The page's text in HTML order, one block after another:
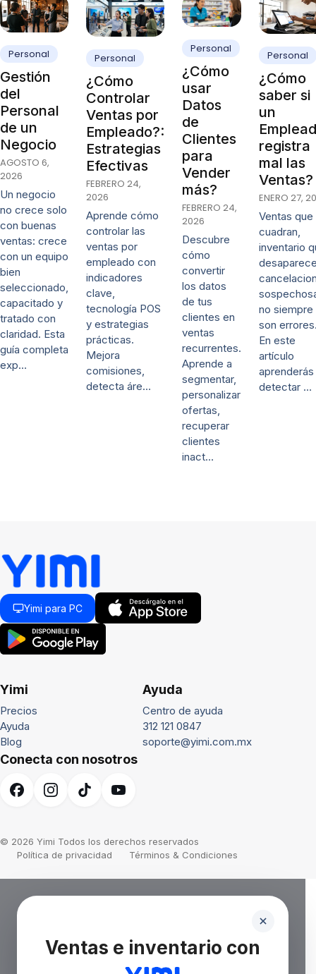
Personal
Gestión
del
Personal
de un
Negocio
AGOSTO 6,
2026
Un negocio
no crece solo
con buenas
ventas: crece
con un equipo
bien
seleccionado,
capacitado y
tratado con
claridad. Esta
guía completa
exp…
Personal
¿Cómo
Controlar
Ventas por
Empleado?:
Estrategias
Efectivas
FEBRERO 24,
2026
Aprende cómo
controlar las
ventas por
empleado con
indicadores
clave,
tecnología POS
y estrategias
prácticas.
Mejora
comisiones,
detecta áre…
Personal
¿Cómo
usar
Datos
de
Clientes
para
Vender
más?
FEBRERO 24,
2026
Descubre
cómo
convertir
los datos
de tus
clientes en
ventas
recurrentes.
Aprende a
segmentar,
personalizar
ofertas,
recuperar
clientes
inact…
Personal
¿Cómo
saber si
un
registra
mal las
Ventas?
ENERO 27,
Ventas que
cuadran,
inventario
no siempre
son
En este
artículo
aprenderás
detectar …
Yimi para PC
Yimi
Precios
Ayuda
Blog
Ayuda
Centro de ayuda
312 121 0847
soporte@yimi.com.mx
Conecta con nosotros
© 2026 Yimi Todos los derechos reservados
Política de privacidad
Términos & Condiciones
Ventas e inventario con